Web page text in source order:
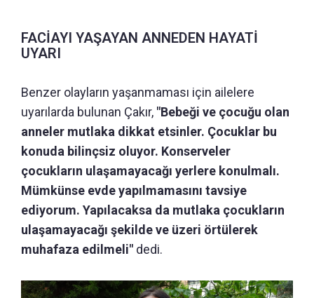
FACİAYI YAŞAYAN ANNEDEN HAYATİ
UYARI
Benzer olayların yaşanmaması için ailelere
uyarılarda bulunan Çakır, "Bebeği ve çocuğu olan
anneler mutlaka dikkat etsinler. Çocuklar bu
konuda bilinçsiz oluyor. Konserveler
çocukların ulaşamayacağı yerlere konulmalı.
Mümkünse evde yapılmamasını tavsiye
ediyorum. Yapılacaksa da mutlaka çocukların
ulaşamayacağı şekilde ve üzeri örtülerek
muhafaza edilmeli" dedi.